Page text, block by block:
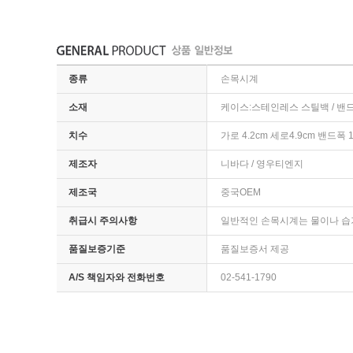
종류 손목시계
소재 케이스:스테인레스 스틸백 / 밴
치수 가로 4.2cm 세로4.9cm 밴드폭
제조자 니바다 / 영우티엔지
제조국 중국OEM
취급시 주의사항 일반적인 손목시계는 물이나
품질보증기준 품질보증서 제공
A/S 책임자와 전화번호 02-541-1790